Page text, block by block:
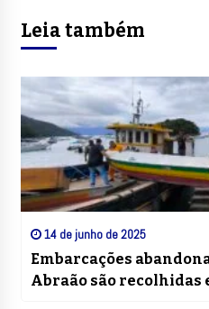
Leia também
14 de junho de 2025
Embarcações
Abraão são recolhidas